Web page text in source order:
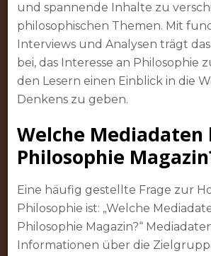
und spannende Inhalte zu
philosophischen Themen. Mit
Interviews und Analysen trägt
bei, das Interesse an Philosophie
den Lesern einen Einblick in die
Denkens zu geben.
Welche Mediadaten
Philosophie
Eine häufig gestellte Frage zur
Philosophie ist: „Welche
Philosophie Magazin?“
Informationen über die